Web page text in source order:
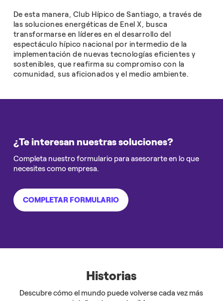
De esta manera, Club Hípico de Santiago, a través de
las soluciones energéticas de Enel X, busca
transformarse en líderes en el desarrollo del
espectáculo hípico nacional por intermedio de la
implementación de nuevas tecnologías eficientes y
sostenibles, que reafirma su compromiso con la
comunidad, sus aficionados y el medio ambiente.
¿Te interesan nuestras soluciones?
Completa nuestro formulario para asesorarte en lo que
necesites como empresa.
COMPLETAR FORMULARIO
Historias
Descubre cómo el mundo puede volverse cada vez más